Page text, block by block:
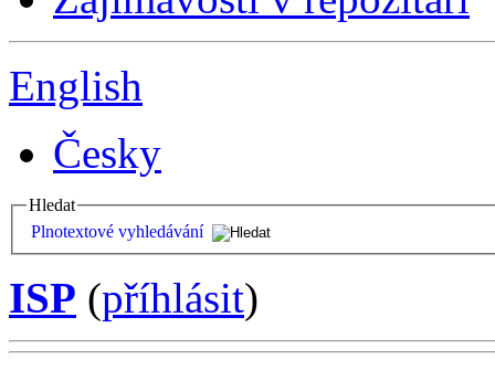
English
Česky
Hledat
Plnotextové vyhledávání
ISP (příhlásit)